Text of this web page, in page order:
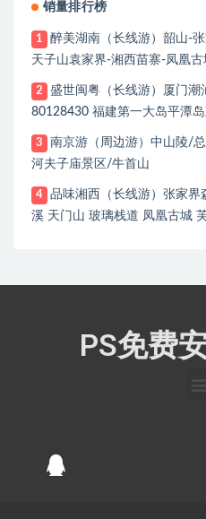
销量排行榜
1
醉美湖南（长线游）韶山-
天子山袁家界-湘西苗寨-凤凰古
2
盛世闽粤（长线游）厦门潮
80128430 福建第一大岛平潭
3
南京游（周边游）中山陵/
河夫子庙景区/牛首山
4
品味湘西（长线游）张家界
溪 天门山 玻璃栈道 凤凰古城
PS免费